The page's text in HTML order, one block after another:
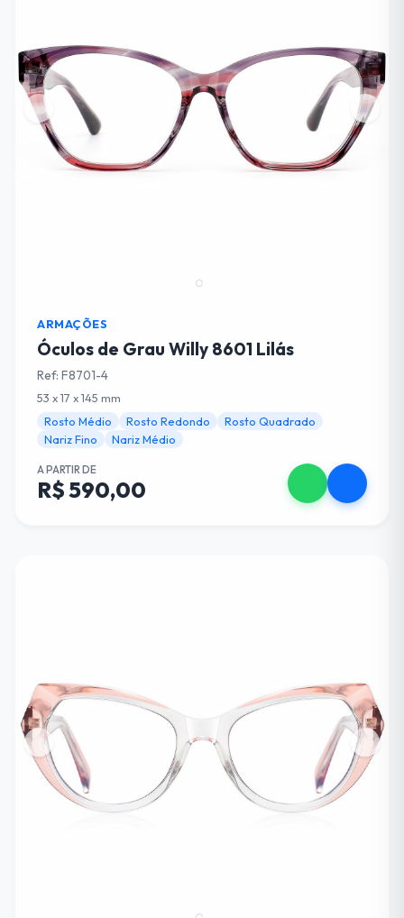
ARMAÇÕES
Óculos de Grau Willy 8601 Lilás
Ref: F8701-4
53 x 17 x 145 mm
Rosto Médio
Rosto Redondo
Rosto Quadrado
Nariz Fino
Nariz Médio
A PARTIR DE
R$ 590,00